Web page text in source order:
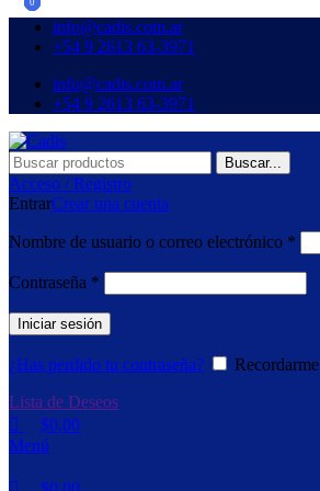
info@cadis.com.ar
‪+54 9 2613 63‑3971‬
info@cadis.com.ar
‪+54 9 2613 63‑3971‬
Buscar...
Acceso / Registro
EntrarCrear una cuenta
Nombre de usuario o correo electrónico *
Contraseña *
Iniciar sesión
¿Has perdido tu contraseña?
Recordarme
Lista de Deseos
0
$0,00
Menú
0
0